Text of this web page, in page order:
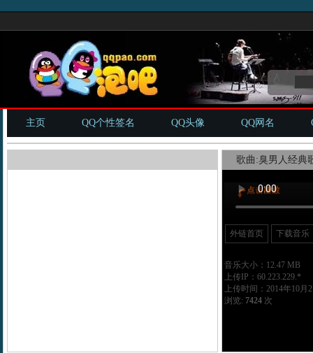
主页 QQ个性签名 QQ头像 QQ网名
歌曲:臭男人经典
外链首页 下载音乐
音乐大小：12.47 MB
上传IP：60.223.229.*
上传时间：2014年10月
浏览: 7424次